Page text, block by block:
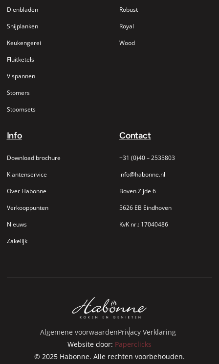
Dienbladen
Snijplanken
Keukengerei
Fluitketels
Vispannen
Stomers
Stoomsets
Robust
Royal
Wood
Info
Download brochure
Klantenservice
Over Habonne
Verkooppunten
Nieuws
Zakelijk
Contact
+31 (0)40 – 2535803
info@habonne.nl
Boven Zijde 6
5626 EB Eindhoven
KvK nr.: 17040486
© 2025 Habonne. Alle rechten voorbehouden.
Website door: Paperclicks
Algemene voorwaardenPrivacy Verklaring